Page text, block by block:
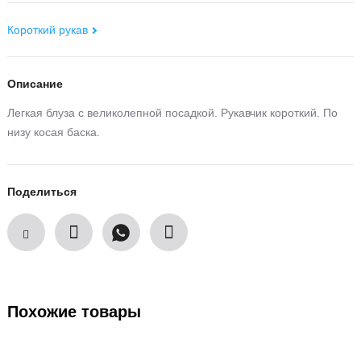
Короткий рукав
Описание
Легкая блуза с великолепной посадкой. Рукавчик короткий. По
низу косая баска.
Поделиться
Похожие товары